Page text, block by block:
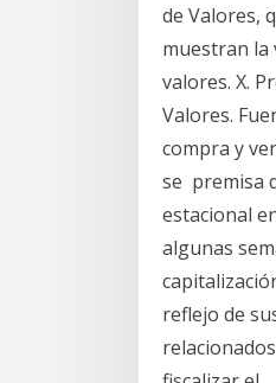
de Valores,
muestran la
valores. X.
Valores.
compra y
se premisa
estacional
algunas
reflejo de